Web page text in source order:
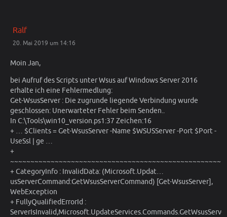
Ralf
20. Mai 2019 um 14:16
Moin Jan,
bei Aufruf des Scripts unter Wsus auf Windows Server 2016
erhalte ich eine Fehlermedlung:
Get-WsusServer : Die zugrunde liegende Verbindung wurde
geschlossen: Unerwarteter Fehler beim Senden..
In C:\Tools\win10_version.ps1:37 Zeichen:16
+ … $Clients = Get-WsusServer -Name $WSUSServer -Port $Port -
UseSsl | ge …
+
~~~~~~~~~~~~~~~~~~~~~~~~~~~~~~~~~~~~~~~~~~~~~~~~~~~~
+ CategoryInfo : InvalidData: (Microsoft.Updat…
usServerCommand:GetWsusServerCommand) [Get-WsusServer],
WebException
+ FullyQualifiedErrorId :